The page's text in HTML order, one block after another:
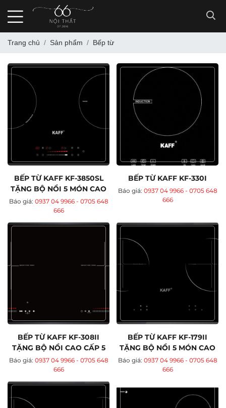
Trang chủ Sản phẩm Bếp từ
BẾP TỪ KAFF KF-3850SL
TẶNG BỘ NỒI 5 MÓN CAO
CẤP
Báo giá: 0937 04 9966 - 0705 648
666
BẾP TỪ KAFF KF-330I
Báo giá: 0937 04 9966 - 0705 648
666
BẾP TỪ KAFF KF-308II
TẶNG BỘ NỒI CAO CẤP 5
MÓN
Báo giá: 0937 04 9966 - 0705 648
666
BẾP TỪ KAFF KF-179II
TẶNG BỘ NỒI 5 MÓN CAO
CẤP
Báo giá: 0937 04 9966 - 0705 648
666